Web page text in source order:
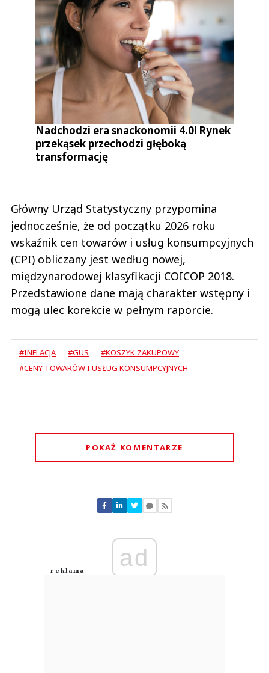
Nadchodzi era snackonomii 4.0! Rynek
przekąsek przechodzi głęboką
transformację
Główny Urząd Statystyczny przypomina
jednocześnie, że od początku 2026 roku
wskaźnik cen towarów i usług konsumpcyjnych
(CPI) obliczany jest według nowej,
międzynarodowej klasyfikacji COICOP 2018.
Przedstawione dane mają charakter wstępny i
mogą ulec korekcie w pełnym raporcie.
#INFLACJA #GUS
#KOSZYK ZAKUPOWY
#CENY TOWARÓW I USŁUG KONSUMPCYJNYCH
POKAŻ KOMENTARZE
Nie znaleziono komentarzy
Zostaw swoje komentarze
Anuluj
ad